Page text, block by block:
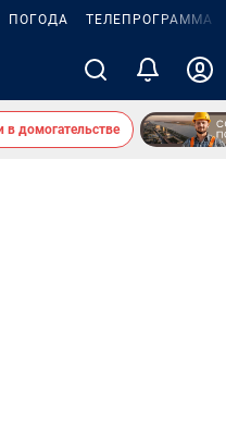
ПОГОДА ТЕЛЕПРОГРАММА
домогательстве